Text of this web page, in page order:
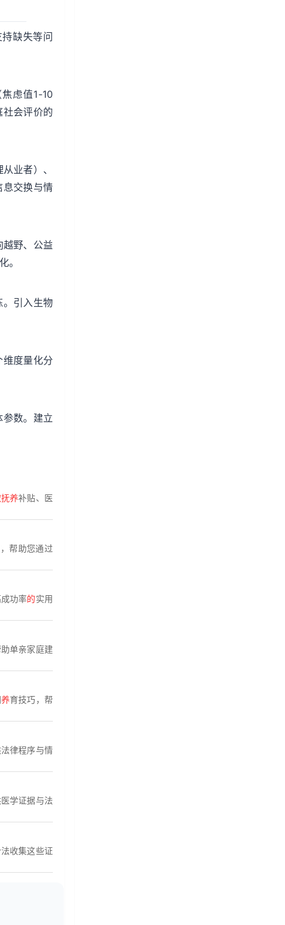
缺失等问
虑值1-10
会评价的
业者）、
息交换与情
越野、公益
。
。引入生物
维度量化分
数。建立
养补贴、医
帮助您通过
功率的实用
单亲家庭建
养育技巧，帮
律程序与情
学证据与法
收集这些证